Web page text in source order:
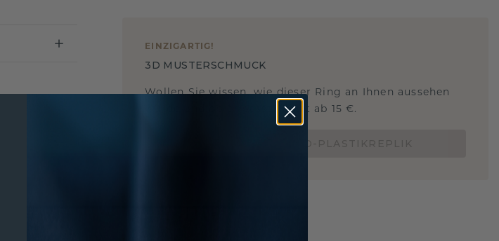
EINZIGARTIG !
3D MUSTERSCHMUCK
Wollen Sie wissen, wie dieser Ring an Ihnen aussehen
würde und ob er passt? Jetzt ab 15 €.